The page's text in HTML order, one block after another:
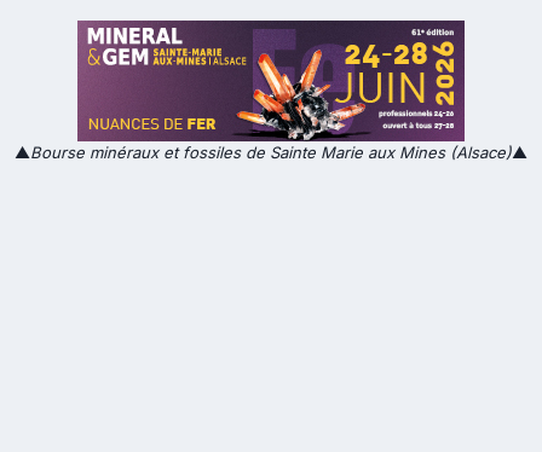
▲Bourse minéraux et fossiles de Sainte Marie aux Mines (Alsace)▲